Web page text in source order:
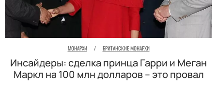
МОНАРХИ / БРИТАНСКИЕ МОНАРХИ
Инсайдеры: сделка принца Гарри и Меган
Маркл на 100 млн долларов – это провал